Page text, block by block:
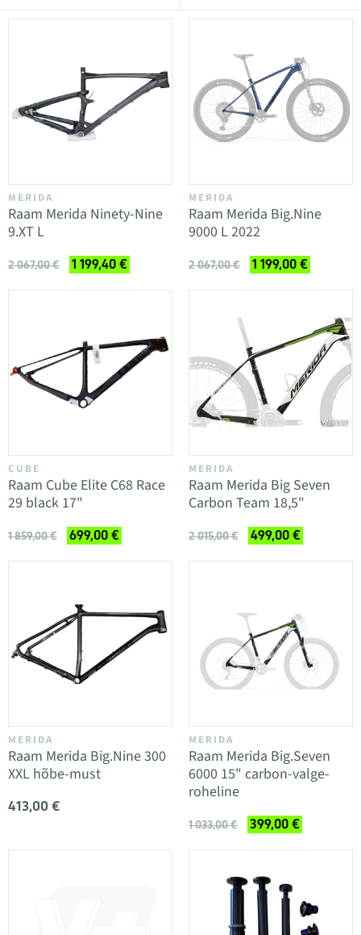
MERIDA
Raam Merida Ninety-Nine
9.XT L
2 067,00 € 1 199,40 €
MERIDA
Raam Merida Big.Nine
9000 L 2022
2 067,00 € 1 199,00 €
CUBE
Raam Cube Elite C68 Race
29 black 17"
1 859,00 € 699,00 €
MERIDA
Raam Merida Big Seven
Carbon Team 18,5"
2 015,00 € 499,00 €
MERIDA
Raam Merida Big.Nine 300
XXL hõbe-must
413,00 €
MERIDA
Raam Merida Big.Seven
6000 15" carbon-valge-
roheline
1 033,00 € 399,00 €